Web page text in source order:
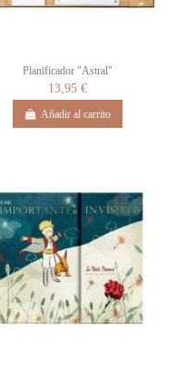
Planificador "Astral"
13,95 €
Añadir al carrito